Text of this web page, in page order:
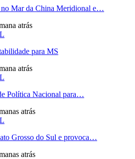
Mar da China Meridional e…
atrás
para MS
atrás
Política Nacional para…
atrás
Grosso do Sul e provoca…
atrás